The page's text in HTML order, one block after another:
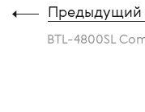
Предыдущий
BTL-4800SL